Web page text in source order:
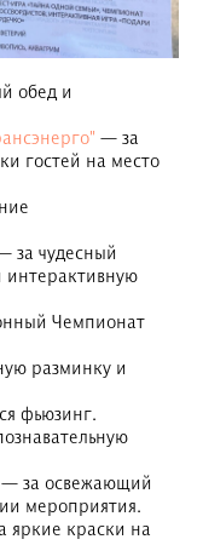
обед и
— за
гостей на место
за чудесный
интерактивную
Чемпионат
разминку и
фьюзинг.
— за освежающий
мероприятия.
яркие краски на